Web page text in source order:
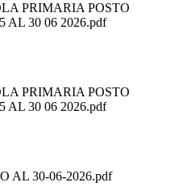
PRIMARIA POSTO
AL 30 06 2026.pdf
PRIMARIA POSTO
AL 30 06 2026.pdf
AL 30-06-2026.pdf